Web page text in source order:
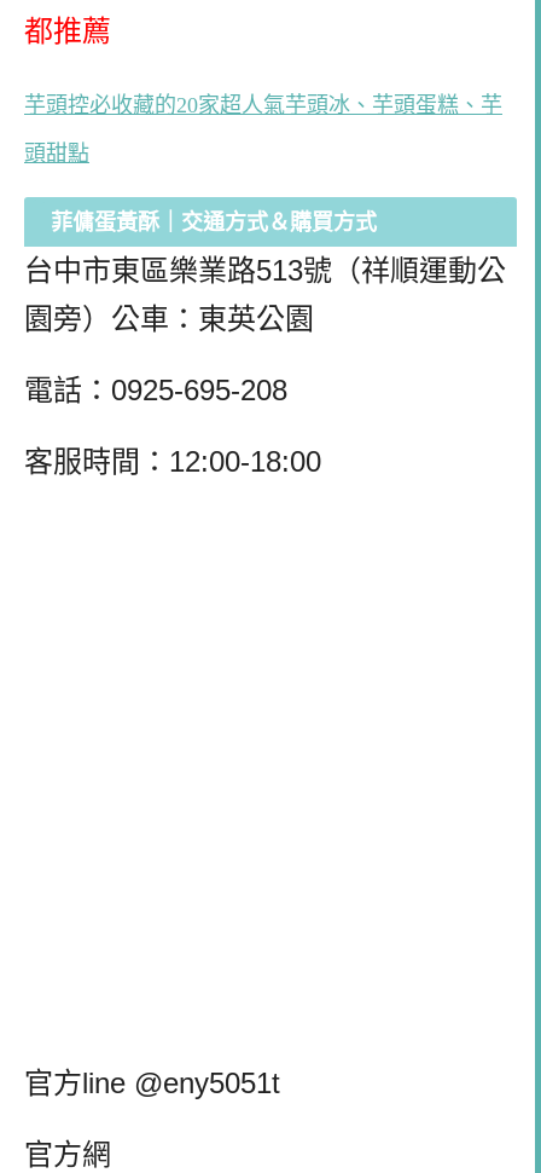
都推薦
芋頭控必收藏的20家超人氣芋頭冰、芋頭蛋糕、芋
頭甜點
菲傭蛋黃酥｜交通方式＆購買方式
台中市東區樂業路513號（祥順運動公
園旁）公車：東英公園
電話 ：0925-695-208
客服時間：12:00-18:00
官方line @eny5051t
官方網